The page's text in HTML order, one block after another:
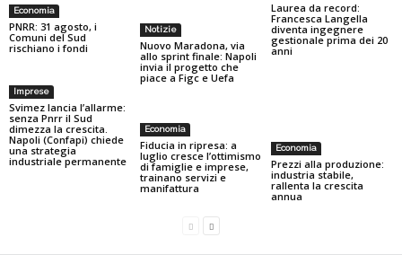
Economia
PNRR: 31 agosto, i
Comuni del Sud
rischiano i fondi
Notizie
Nuovo Maradona, via
allo sprint finale: Napoli
invia il progetto che
piace a Figc e Uefa
Laurea da record:
Francesca Langella
diventa ingegnere
gestionale prima dei 20
anni
Imprese
Svimez lancia l’allarme:
senza Pnrr il Sud
dimezza la crescita.
Napoli (Confapi) chiede
una strategia
industriale permanente
Economia
Fiducia in ripresa: a
luglio cresce l’ottimismo
di famiglie e imprese,
trainano servizi e
manifattura
Economia
Prezzi alla produzione:
industria stabile,
rallenta la crescita
annua